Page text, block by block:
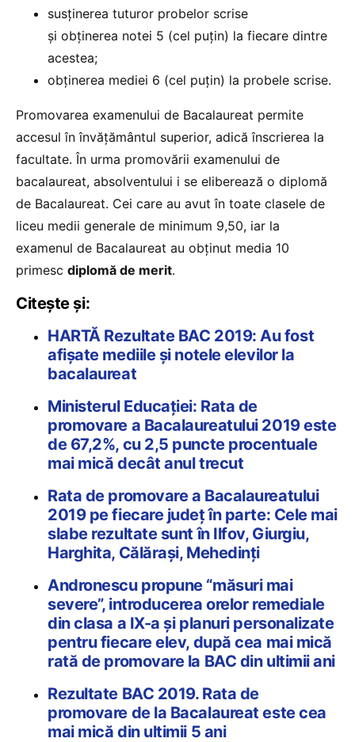
susţinerea tuturor probelor scrise
şi obținerea notei 5 (cel puțin) la fiecare dintre
acestea;
obţinerea mediei 6 (cel puţin) la probele scrise.
Promovarea examenului de Bacalaureat permite
accesul în învăţământul superior, adică înscrierea la
facultate. În urma promovării examenului de
bacalaureat, absolventului i se eliberează o diplomă
de Bacalaureat. Cei care au avut în toate clasele de
liceu medii generale de minimum 9,50, iar la
examenul de Bacalaureat au obţinut media 10
primesc diplomă de merit.
Citește și:
HARTĂ Rezultate BAC 2019: Au fost
afișate mediile și notele elevilor la
bacalaureat
Ministerul Educației: Rata de
promovare a Bacalaureatului 2019 este
de 67,2%, cu 2,5 puncte procentuale
mai mică decât anul trecut
Rata de promovare a Bacalaureatului
2019 pe fiecare județ în parte: Cele mai
slabe rezultate sunt în Ilfov, Giurgiu,
Harghita, Călărași, Mehedinți
Andronescu propune “măsuri mai
severe”, introducerea orelor remediale
din clasa a IX-a şi planuri personalizate
pentru fiecare elev, după cea mai mică
rată de promovare la BAC din ultimii ani
Rezultate BAC 2019. Rata de
promovare de la Bacalaureat este cea
mai mică din ultimii 5 ani